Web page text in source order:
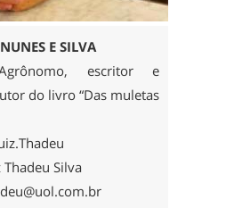
E SILVA
escritor e
do livro “Das muletas
Silva